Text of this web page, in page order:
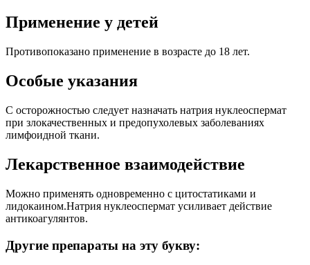
Применение у детей
Противопоказано применение в возрасте до 18 лет.
Особые указания
С осторожностью следует назначать натрия нуклеоспермат
при злокачественных и предопухолевых заболеваниях
лимфоидной ткани.
Лекарственное взаимодействие
Можно применять одновременно с цитостатиками и
лидокаином.Натрия нуклеоспермат усиливает действие
антикоагулянтов.
Другие препараты на эту букву: